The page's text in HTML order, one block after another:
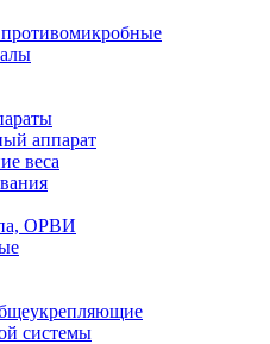
аппарат
веса
ОРВИ
системы